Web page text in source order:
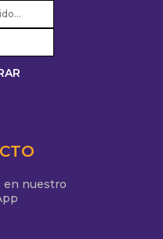
en nuestro